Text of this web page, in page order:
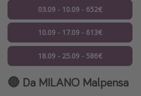
03.09 - 10.09 - 652€
10.09 - 17.09 - 613€
18.09 - 25.09 - 586€
🔴 Da MILANO Malpensa